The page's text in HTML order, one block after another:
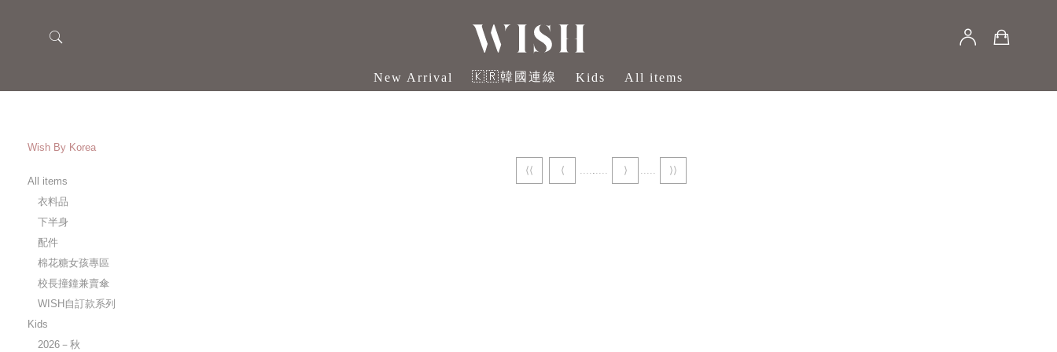
New Arrival 🇰🇷韓國連線 Kids All items
Wish By Korea
All items
衣料品
下半身
配件
棉花糖女孩專區
校長撞鐘兼賣傘
WISH自訂款系列
Kids
2026－秋
⟨⟨ ⟨ ⟩ ⟩⟩